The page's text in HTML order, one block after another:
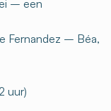
– een
Fernandez – Béa,
uur)